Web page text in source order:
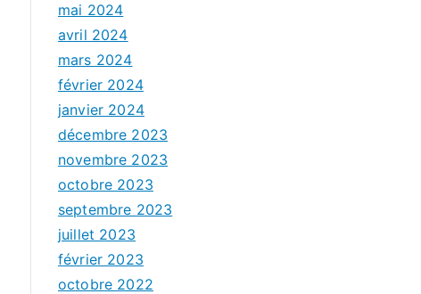
mai 2024
avril 2024
mars 2024
février 2024
janvier 2024
décembre 2023
novembre 2023
octobre 2023
septembre 2023
juillet 2023
février 2023
octobre 2022